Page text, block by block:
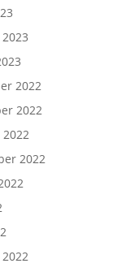
2022
2022
2022